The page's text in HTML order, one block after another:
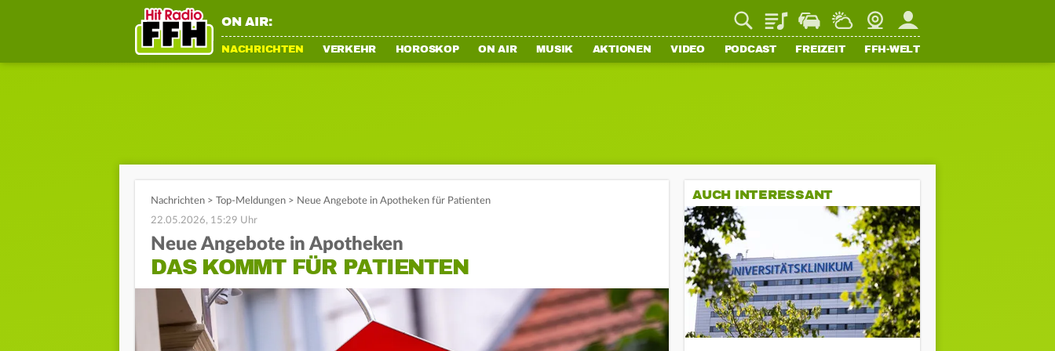
ON AIR: PlaylistStaupilotWetterWebcamMein FFH
NACHRICHTEN VERKEHR HOROSKOP ON AIR MUSIK AKTIONEN VIDEO PODCAST FREIZEIT FFH-WELT
Nachrichten > Top-Meldungen > Neue Angebote in Apotheken für Patienten
22.05.2026, 15:29 Uhr
Neue Angebote in Apotheken
DAS KOMMT FÜR PATIENTEN
AUCH INTERESSANT